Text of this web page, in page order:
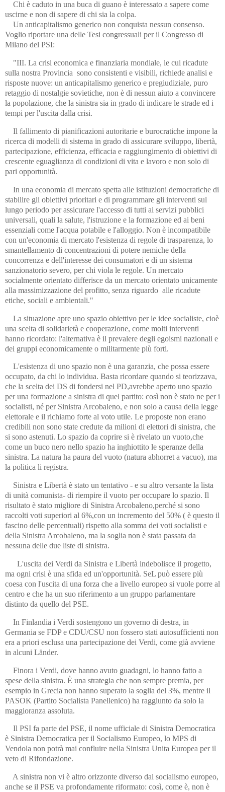
Chi è caduto in una buca di guano è interessato a sapere come
uscirne e non di sapere di chi sia la colpa.
Un anticapitalismo generico non conquista nessun consenso.
Voglio riportare una delle Tesi congressuali per il Congresso di
Milano del PSI:
"III. La crisi economica e finanziaria mondiale, le cui ricadute
sulla nostra Provincia sono consistenti e visibili, richiede analisi e
risposte nuove: un anticapitalismo generico e pregiudiziale, puro
retaggio di nostalgie sovietiche, non è di nessun aiuto a convincere
la popolazione, che la sinistra sia in grado di indicare le strade ed i
tempi per l'uscita dalla crisi.
Il fallimento di pianificazioni autoritarie e burocratiche impone la
ricerca di modelli di sistema in grado di assicurare sviluppo, libertà,
partecipazione, efficienza, efficacia e raggiungimento di obiettivi di
crescente eguaglianza di condizioni di vita e lavoro e non solo di
pari opportunità.
In una economia di mercato spetta alle istituzioni democratiche di
stabilire gli obiettivi prioritari e di programmare gli interventi sul
lungo periodo per assicurare l'accesso di tutti ai servizi pubblici
universali, quali la salute, l'istruzione e la formazione ed ai beni
essenziali come l'acqua potabile e l'alloggio. Non è incompatibile
con un'economia di mercato l'esistenza di regole di trasparenza, lo
smantellamento di concentrazioni di potere nemiche della
concorrenza e dell'interesse dei consumatori e di un sistema
sanzionatorio severo, per chi viola le regole. Un mercato
socialmente orientato differisce da un mercato orientato unicamente
alla massimizzazione del profitto, senza riguardo alle ricadute
etiche, sociali e ambientali."
La situazione apre uno spazio obiettivo per le idee socialiste, cioè
una scelta di solidarietà e cooperazione, come molti interventi
hanno ricordato: l'alternativa è il prevalere degli egoismi nazionali e
dei gruppi economicamente o militarmente più forti.
L'esistenza di uno spazio non è una garanzia, che possa essere
occupato, da chi lo individua. Basta ricordare quando si teorizzava,
che la scelta dei DS di fondersi nel PD,avrebbe aperto uno spazio
per una formazione a sinistra di quel partito: così non è stato ne per i
socialisti, né per Sinistra Arcobaleno, e non solo a causa della legge
elettorale e il richiamo forte al voto utile. Le proposte non erano
credibili non sono state credute da milioni di elettori di sinistra, che
si sono astenuti. Lo spazio da coprire si è rivelato un vuoto,che
come un buco nero nello spazio ha inghiottito le speranze della
sinistra. La natura ha paura del vuoto (natura abhorret a vacuo), ma
la politica li registra.
Sinistra e Libertà è stato un tentativo - e su altro versante la lista
di unità comunista- di riempire il vuoto per occupare lo spazio. Il
risultato è stato migliore di Sinistra Arcobaleno,perché si sono
raccolti voti superiori al 6%,con un incremento del 50% ( è questo il
fascino delle percentuali) rispetto alla somma dei voti socialisti e
della Sinistra Arcobaleno, ma la soglia non è stata passata da
nessuna delle due liste di sinistra.
L'uscita dei Verdi da Sinistra e Libertà indebolisce il progetto,
ma ogni crisi è una sfida ed un'opportunità. SeL può essere più
coesa con l'uscita di una forza che a livello europeo si vuole porre al
centro e che ha un suo riferimento a un gruppo parlamentare
distinto da quello del PSE.
In Finlandia i Verdi sostengono un governo di destra, in
Germania se FDP e CDU/CSU non fossero stati autosufficienti non
era a priori esclusa una partecipazione dei Verdi, come già avviene
in alcuni Länder.
Finora i Verdi, dove hanno avuto guadagni, lo hanno fatto a
spese della sinistra. È una strategia che non sempre premia, per
esempio in Grecia non hanno superato la soglia del 3%, mentre il
PASOK (Partito Socialista Panellenico) ha raggiunto da solo la
maggioranza assoluta.
Il PSI fa parte del PSE, il nome ufficiale di Sinistra Democratica
è Sinistra Democratica per il Socialismo Europeo, lo MPS di
Vendola non potrà mai confluire nella Sinistra Unita Europea per il
veto di Rifondazione.
A sinistra non vi è altro orizzonte diverso dal socialismo europeo,
anche se il PSE va profondamente riformato: così, come è, non è